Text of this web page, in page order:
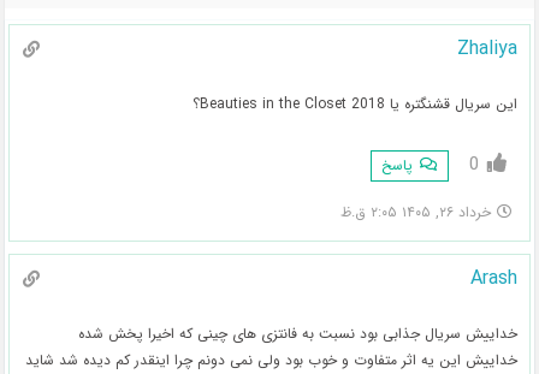
Zhaliya
این سریال قشنگتره یا Beauties in the Closet 2018؟
0 پاسخ
خرداد ۲۶, ۱۴۰۵ ۲:۰۵ ق.ظ
Arash
خداییش سریال جذابی بود نسبت به فانتزی های چینی که اخیرا پخش شده
خداییش این یه اثر متفاوت و خوب بود ولی نمی دونم چرا اینقدر کم دیده شد شاید